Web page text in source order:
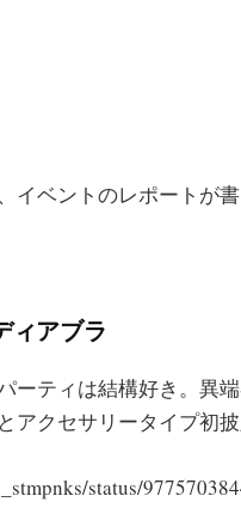
イベントのレポートが
アブラ
ーティは結構好き。異
アクセサリータイプ初披
status/